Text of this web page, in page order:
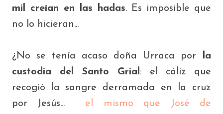
mil creían en las hadas. Es imposible que
no lo hicieran...
¿No se tenía acaso doña Urraca por la
custodia del Santo Grial: el cáliz que
recogió la sangre derramada en la cruz
por Jesús... el mismo que José de